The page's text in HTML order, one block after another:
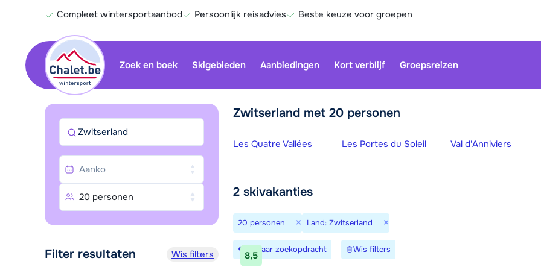
Compleet wintersportaanbod Persoonlijk reisadvies Beste keuze voor groepen
Zoek en boek Skigebieden Aanbiedingen Kort verblijf Groepsreizen
Onze
Zwitserland met 20 personen
Skigebieden
Les Quatre Vallées Les Portes du Soleil Val d'Anniviers
2 skivakanties
20 personen × Land: Zwitserland ×
Bewaar zoekopdracht Wis filters
8,5
Zwitserland
20 personen
Filter resultaten Wis filters